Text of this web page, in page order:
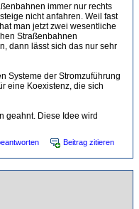
immer nur rechts
nicht anfahren. Weil fast
man jetzt zwei wesentliche
Straßenbahnen
dann lässt sich das nur sehr
Systeme der Stromzuführung
eine Koexistenz, die sich
geahnt. Diese Idee wird
Beitrag zitieren